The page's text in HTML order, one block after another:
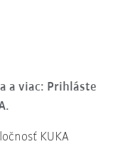
a viac: Prihláste
KUKA